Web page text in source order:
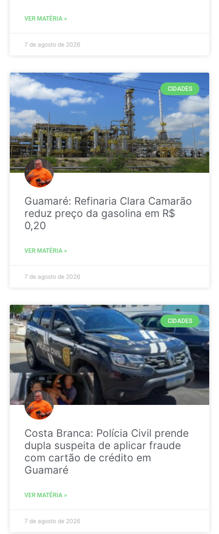
VER MATÉRIA »
7 de agosto de 2026
CIDADES
Guamaré: Refinaria Clara Camarão
reduz preço da gasolina em R$
0,20
VER MATÉRIA »
7 de agosto de 2026
CIDADES
Costa Branca: Polícia Civil prende
dupla suspeita de aplicar fraude
com cartão de crédito em
Guamaré
VER MATÉRIA »
7 de agosto de 2026